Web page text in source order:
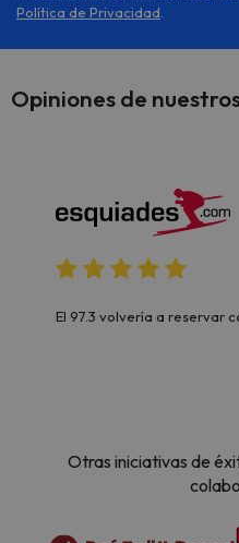
Política de Privacidad
Opiniones de
El 97.3 volvería a reservar
Otras iniciativas de